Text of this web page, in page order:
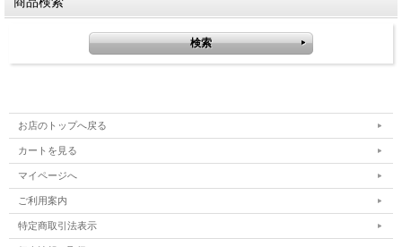
お店のトップへ戻る
カートを見る
マイページへ
ご利用案内
特定商取引法表示